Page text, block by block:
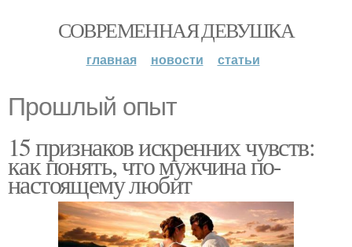
СОВРЕМЕННАЯ ДЕВУШКА
главная новости статьи
Прошлый опыт
15 признаков искренних чувств:
как понять, что мужчина по-
настоящему любит